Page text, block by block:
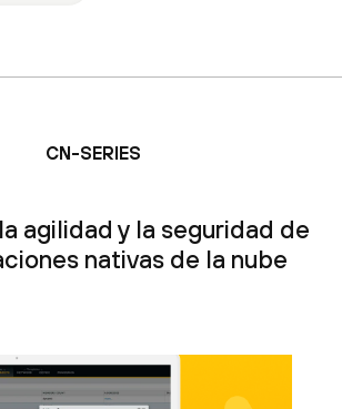
CN-SERIES
agilidad y la seguridad de
nativas de la nube